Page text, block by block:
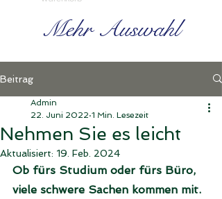
Mehr Auswahl
Beitrag
Nehmen Sie es leicht
Admin
22. Juni 2022 1 Min. Lesezeit
Aktualisiert: 19. Feb. 2024
Ob fürs Studium oder fürs Büro,
viele schwere Sachen kommen mit.